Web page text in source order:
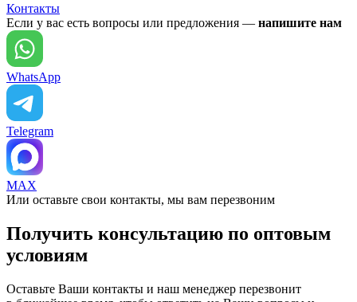
Контакты
Если у вас есть вопросы или предложения — напишите нам
WhatsApp
Telegram
MAX
Или оставьте свои контакты, мы вам перезвоним
Получить консультацию по оптовым
условиям
Оставьте Ваши контакты и наш менеджер перезвонит